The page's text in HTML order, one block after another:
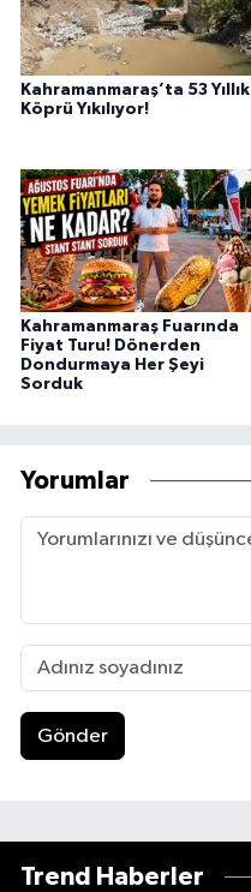
Kahramanmaraş’ta 53 Yıllık
Köprü Yıkılıyor!
Kahramanmaraş Fuarında
Fiyat Turu! Dönerden
Dondurmaya Her Şeyi
Sorduk
Yorumlar
Gönder
Trend Haberler